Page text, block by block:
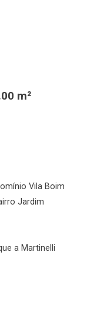
m²
Vila Boim
Jardim
a Martinelli